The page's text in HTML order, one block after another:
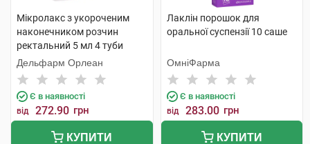
Мікролакс з укороченим
наконечником розчин
ректальний 5 мл 4 туби
Дельфарм Орлеан
Є в наявності
від 272.90 грн
КУПИТИ
Лаклін порошок для
оральної суспензії 10 саше
ОмніФарма
Є в наявності
від 283.00 грн
КУПИТИ